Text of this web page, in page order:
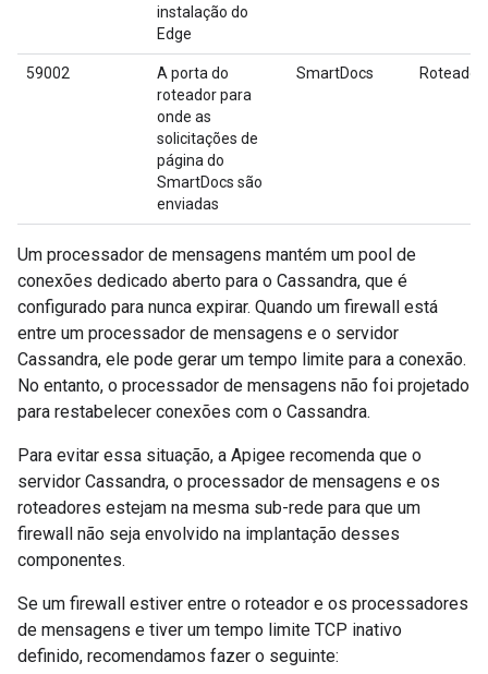
instalação do
Edge
59002
A porta do
roteador para
onde as
solicitações de
página do
SmartDocs são
enviadas
SmartDocs Roteador
Um processador de mensagens mantém um pool de
conexões dedicado aberto para o Cassandra, que é
configurado para nunca expirar. Quando um firewall está
entre um processador de mensagens e o servidor
Cassandra, ele pode gerar um tempo limite para a conexão.
No entanto, o processador de mensagens não foi projetado
para restabelecer conexões com o Cassandra.
Para evitar essa situação, a Apigee recomenda que o
servidor Cassandra, o processador de mensagens e os
roteadores estejam na mesma sub-rede para que um
firewall não seja envolvido na implantação desses
componentes.
Se um firewall estiver entre o roteador e os processadores
de mensagens e tiver um tempo limite TCP inativo
definido, recomendamos fazer o seguinte: